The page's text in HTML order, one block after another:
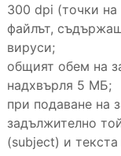
300 dpi (точки на
файлът,
вируси;
общият обем на
надхвърля 5 МБ;
при подаване на
задължително
(subject) и